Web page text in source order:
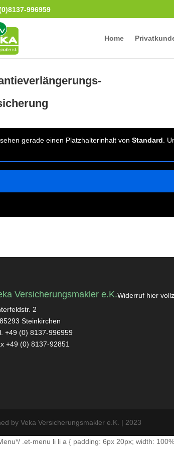
996959
Home
gerade einen Platzhalterinhalt von Standard .
Versicherungsmakler e.K.
2
Steinkirchen
+49 (0) 8137-996959
+49 (0) 8137-92851
Widerruf hier
by Veka Versicherungsmakler e.K. | 2023
.et-menu li li a { padding: 6px 20px; width: